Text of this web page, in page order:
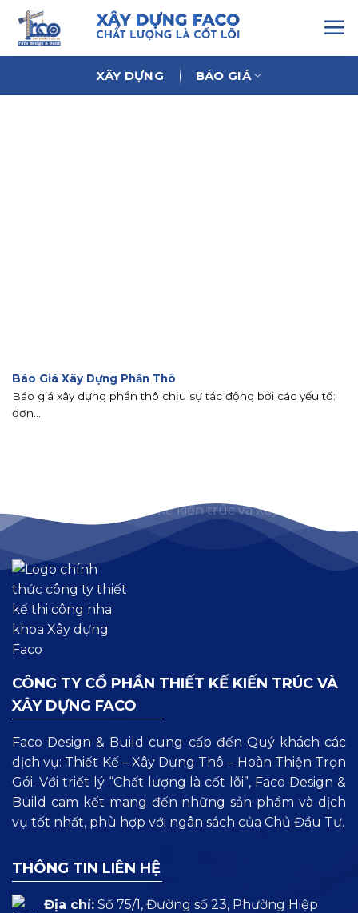
Chuyển
đến
nội
XÂY DỰNG BÁO GIÁ
Báo Giá Xây Dựng Phần Thô
Báo giá xây dựng phần thô chịu sự tác động bởi các yếu tố:
đơn...
CÔNG TY CỔ PHẦN THIẾT KẾ KIẾN TRÚC VÀ
XÂY DỰNG FACO
Faco Design & Build cung cấp đến Quý khách các
dịch vụ: Thiết Kế – Xây Dựng Thô – Hoàn Thiện Trọn
Gói. Với triết lý “Chất lượng là cốt lõi”, Faco Design &
Build cam kết mang đến những sản phẩm và dịch
vụ tốt nhất, phù hợp với ngân sách của Chủ Đầu Tư.
THÔNG TIN LIÊN HỆ
Địa chỉ: Số 75/1, Đường số 23, Phường Hiệp